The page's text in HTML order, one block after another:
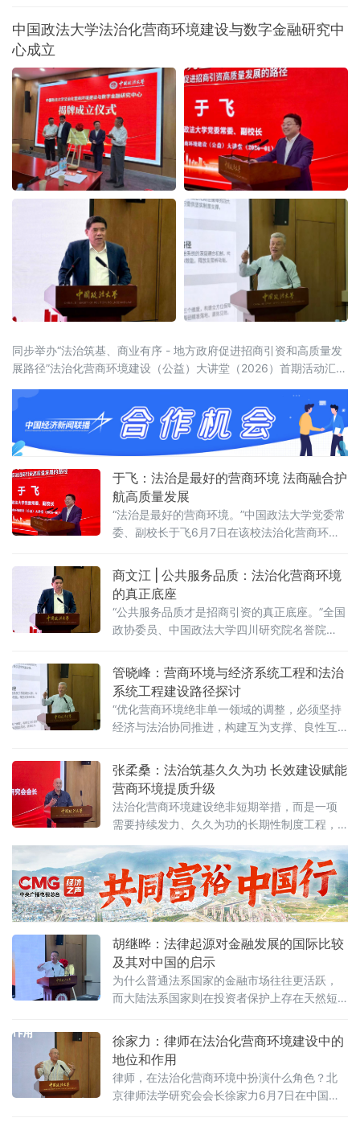
向全省营商环境的堵点痛点发起集中攻坚。精
准聚焦：八大领域，靶向施策与以往温和表述
中国政法大学法治化营商环境建设与数字金融研究中
心成立
同步举办“法治筑基、商业有序 - 地方政府促进招商引资和高质量发
展路径”法治化营商环境建设（公益）大讲堂（2026）首期活动汇聚
同聚焦法治化营商环境建设的理论前沿与实践路径。中国政法大学
党委常委、副校长于飞，全国政协委员、中国政法
于飞：法治是最好的营商环境 法商融合护
航高质量发展
“法治是最好的营商环境。”中国政法大学党委常
委、副校长于飞6月7日在该校法治化营商环境
商环境的核心要义在于法治化保障——因为法
治提供明确的预期。当天，中国政法大学法治
化营商环境建设与数字金融研究中心在京正式
成立，同步启动“法治筑基、商业有序——地方
政府促进招商引资和高质量发展路径”法治化营
商文江 | 公共服务品质：法治化营商环境
的真正底座
“公共服务品质才是招商引资的真正底座。”全国
政协委员、中国政法大学四川研究院名誉院
营商环境建设与数字金融研究中心揭牌仪式上
作出上述表示。他指出，《公平竞争审查条
例》施行后，各地招商引资的竞争焦点已从“拼
政策洼地”转向“拼服务高地”“拼法治高地”，长期
稳定、高效透明的法治环境与公共服务成为吸
管晓峰：营商环境与经济系统工程和法治
系统工程建设路径探讨
“优化营商环境绝非单一领域的调整，必须坚持
经济与法治协同推进，构建互为支撑、良性互
教授管晓峰6月7日在中国政法大学法治化营商
环境建设与数字金融研究中心揭牌仪式上作出
上述表示。他在题为《营商环境与经济、法治
系统工程建设路径探讨》的主题演讲中，系统
阐述以系统工程思维推进营商环境建设的理论
框架与实践路径。管晓峰从市场发展环境问
张柔桑：法治筑基久久为功 长效建设赋能
营商环境提质升级
法治化营商环境建设绝非短期举措，而是一项
需要持续发力、久久为功的长期性制度工程，
坚持法治导向是推动招商引资和经济高质量发
展的根本路径。
胡继晔：法律起源对金融发展的国际比较
及其对中国的启示
为什么普通法系国家的金融市场往往更活跃，
而大陆法系国家则在投资者保护上存在天然短
长背后是否隐藏着法治短板？中国政法大学商
学院教授、法治化营商环境建设与数字金融研
究课题组组长胡继晔6月7日在该校研究中心揭
牌仪式既同期举办的“法治筑基、商业有序——
地方政府促进招商引资和高质量发展路径”法治
徐家力：律师在法治化营商环境建设中的
地位和作用
律师，在法治化营商环境中扮演什么角色？北
京律师法学研究会会长徐家力6月7日在中国政